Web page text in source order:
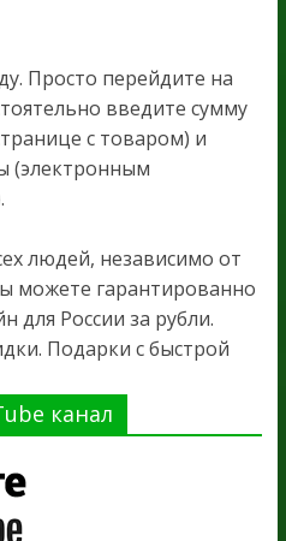
Просто перейдите на
введите сумму
с товаром) и
(электронным
людей, независимо от
можете гарантированно
для России за рубли.
Подарки с быстрой
канал